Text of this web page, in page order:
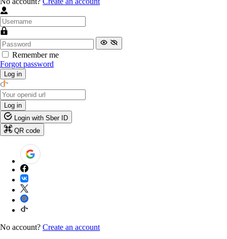
Remember me
Forgot password
Log in
Log in
Login with Sber ID
QR code
No account? Create an account